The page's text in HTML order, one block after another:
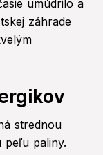
umúdrilo a
záhrade
strednou
paliny.